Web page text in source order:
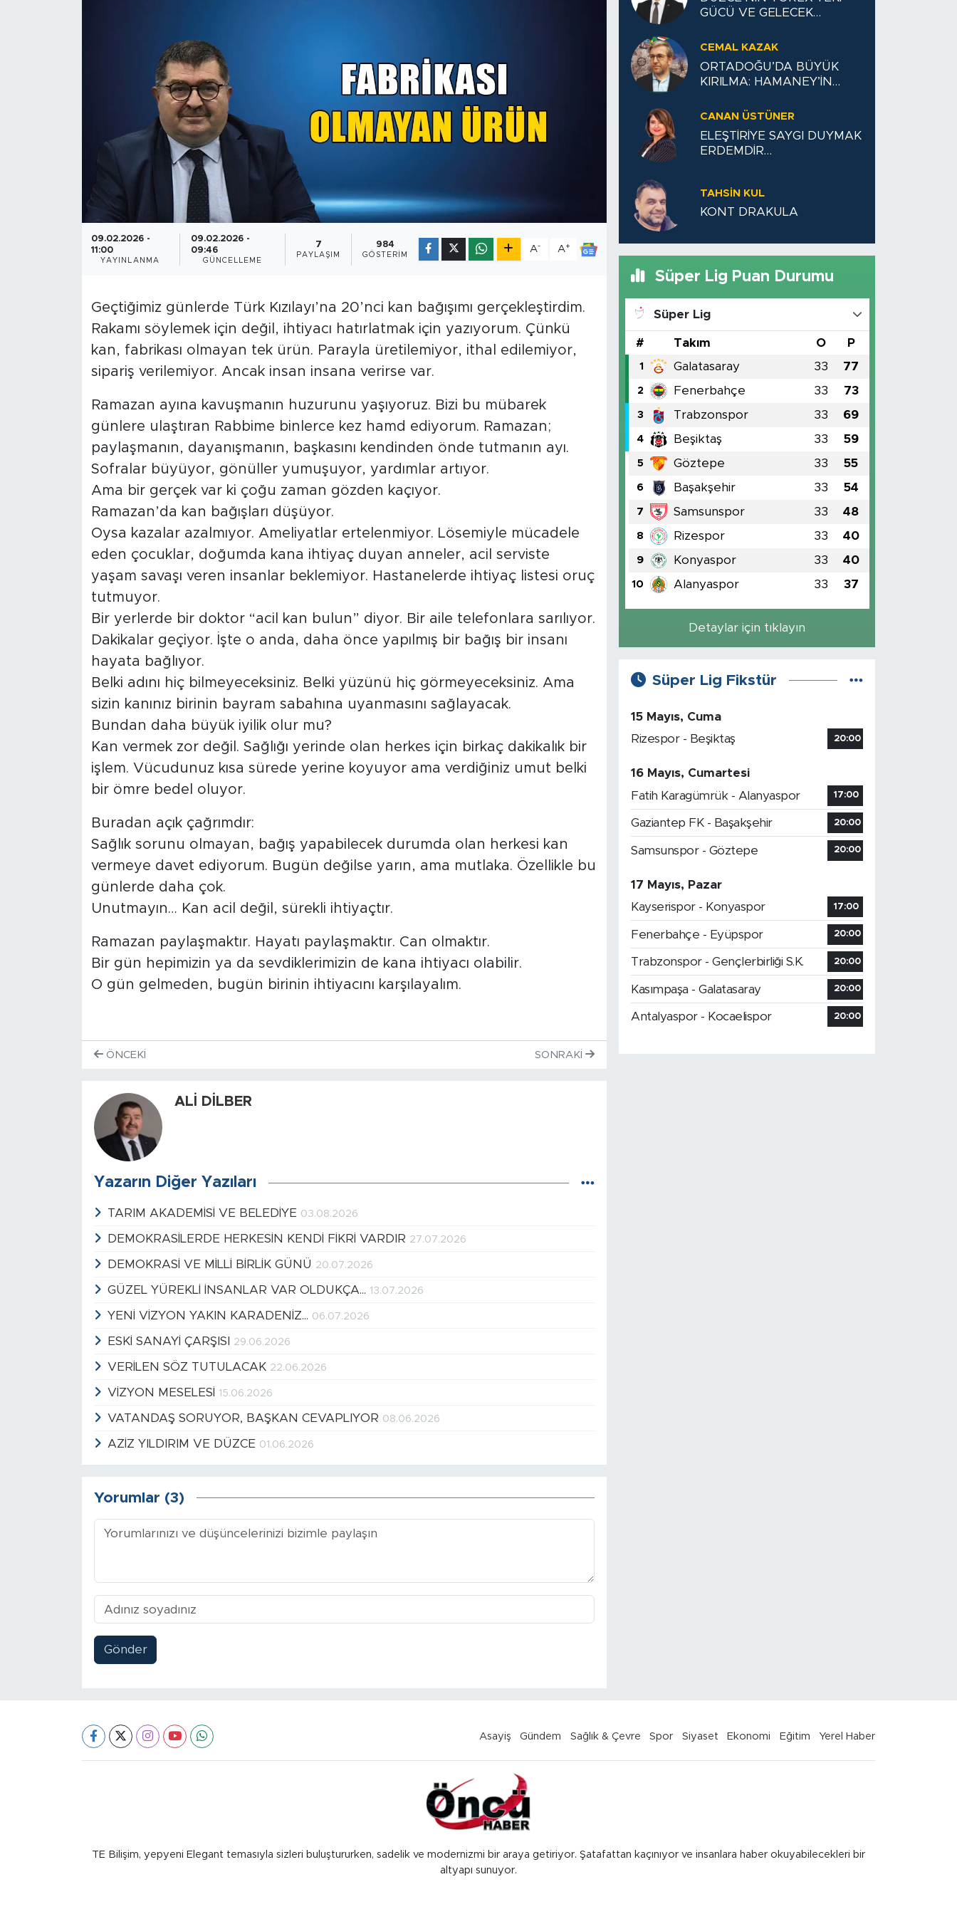
09.02.2026 -
11:00
YAYINLANMA
09.02.2026 -
09:46
GÜNCELLEME
7
PAYLAŞIM
984
GÖSTERIM
A- A+
Geçtiğimiz günlerde Türk Kızılayı’na 20’nci kan bağışımı gerçekleştirdim.
Rakamı söylemek için değil, ihtiyacı hatırlatmak için yazıyorum. Çünkü
kan, fabrikası olmayan tek ürün. Parayla üretilemiyor, ithal edilemiyor,
sipariş verilemiyor. Ancak insan insana verirse var.
Ramazan ayına kavuşmanın huzurunu yaşıyoruz. Bizi bu mübarek
günlere ulaştıran Rabbime binlerce kez hamd ediyorum. Ramazan;
paylaşmanın, dayanışmanın, başkasını kendinden önde tutmanın ayı.
Sofralar büyüyor, gönüller yumuşuyor, yardımlar artıyor.
Ama bir gerçek var ki çoğu zaman gözden kaçıyor.
Ramazan’da kan bağışları düşüyor.
Oysa kazalar azalmıyor. Ameliyatlar ertelenmiyor. Lösemiyle mücadele
eden çocuklar, doğumda kana ihtiyaç duyan anneler, acil serviste
yaşam savaşı veren insanlar beklemiyor. Hastanelerde ihtiyaç listesi oruç
tutmuyor.
Bir yerlerde bir doktor “acil kan bulun” diyor. Bir aile telefonlara sarılıyor.
Dakikalar geçiyor. İşte o anda, daha önce yapılmış bir bağış bir insanı
hayata bağlıyor.
Belki adını hiç bilmeyeceksiniz. Belki yüzünü hiç görmeyeceksiniz. Ama
sizin kanınız birinin bayram sabahına uyanmasını sağlayacak.
Bundan daha büyük iyilik olur mu?
Kan vermek zor değil. Sağlığı yerinde olan herkes için birkaç dakikalık bir
işlem. Vücudunuz kısa sürede yerine koyuyor ama verdiğiniz umut belki
bir ömre bedel oluyor.
Buradan açık çağrımdır:
Sağlık sorunu olmayan, bağış yapabilecek durumda olan herkesi kan
vermeye davet ediyorum. Bugün değilse yarın, ama mutlaka. Özellikle bu
günlerde daha çok.
Unutmayın… Kan acil değil, sürekli ihtiyaçtır.
Ramazan paylaşmaktır. Hayatı paylaşmaktır. Can olmaktır.
Bir gün hepimizin ya da sevdiklerimizin de kana ihtiyacı olabilir.
O gün gelmeden, bugün birinin ihtiyacını karşılayalım.
ÖNCEKI SONRAKI
ALİ DİLBER
Yazarın Diğer Yazıları
TARIM AKADEMİSİ VE BELEDİYE 03.08.2026
DEMOKRASİLERDE HERKESİN KENDİ FİKRİ VARDIR 27.07.2026
DEMOKRASİ VE MİLLİ BİRLİK GÜNÜ 20.07.2026
GÜZEL YÜREKLİ İNSANLAR VAR OLDUKÇA... 13.07.2026
YENİ VİZYON YAKIN KARADENİZ... 06.07.2026
ESKİ SANAYİ ÇARŞISI 29.06.2026
VERİLEN SÖZ TUTULACAK 22.06.2026
VİZYON MESELESİ 15.06.2026
VATANDAŞ SORUYOR, BAŞKAN CEVAPLIYOR 08.06.2026
AZİZ YILDIRIM VE DÜZCE 01.06.2026
Yorumlar (3)
Gönder
GÜCÜ VE GELECEK
CEMAL KAZAK
ORTADOĞU’DA BÜYÜK
KIRILMA: HAMANEY’İN
DEĞİŞİKLİĞİNE NEDEN
CANAN ÜSTÜNER
ELEŞTİRİYE SAYGI DUYMAK
ERDEMDİR…
TAHSIN KUL
KONT DRAKULA
Süper Lig Puan Durumu
Süper Lig
# Takım O P
1 Galatasaray 33 77
2 Fenerbahçe 33 73
3 Trabzonspor 33 69
4 Beşiktaş 33 59
5 Göztepe 33 55
6 Başakşehir 33 54
7 Samsunspor 33 48
8 Rizespor 33 40
9 Konyaspor 33 40
10 Alanyaspor 33 37
Detaylar için tıklayın
Süper Lig Fikstür
15 Mayıs, Cuma
Rizespor - Beşiktaş
20:00
16 Mayıs, Cumartesi
Fatih Karagümrük - Alanyaspor
17:00
Gaziantep FK - Başakşehir 20:00
Samsunspor - Göztepe 20:00
17 Mayıs, Pazar
Kayserispor - Konyaspor
17:00
Fenerbahçe - Eyüpspor 20:00
Trabzonspor - Gençlerbirliği S.K. 20:00
Kasımpaşa - Galatasaray 20:00
Antalyaspor - Kocaelispor 20:00
Asayiş Gündem Sağlık & Çevre Spor Siyaset Ekonomi Eğitim Yerel Haber
TE Bilişim, yepyeni Elegant temasıyla sizleri buluştururken, sadelik ve modernizmi bir araya getiriyor. Şatafattan kaçınıyor ve insanlara haber okuyabilecekleri bir
altyapı sunuyor.